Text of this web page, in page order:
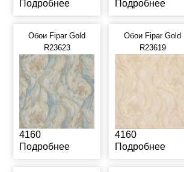
Подробнее Подробнее
Обои Fipar Gold
R23623
4160
Подробнее
Обои Fipar Gold
R23619
4160
Подробнее